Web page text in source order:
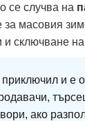
се случва на
масовия
сключване на
и е
ако